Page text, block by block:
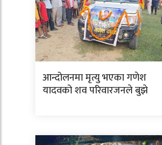
आन्दोलनमा मृत्यु भएका गणेश
यादवको शव परिवारजनले बुझे